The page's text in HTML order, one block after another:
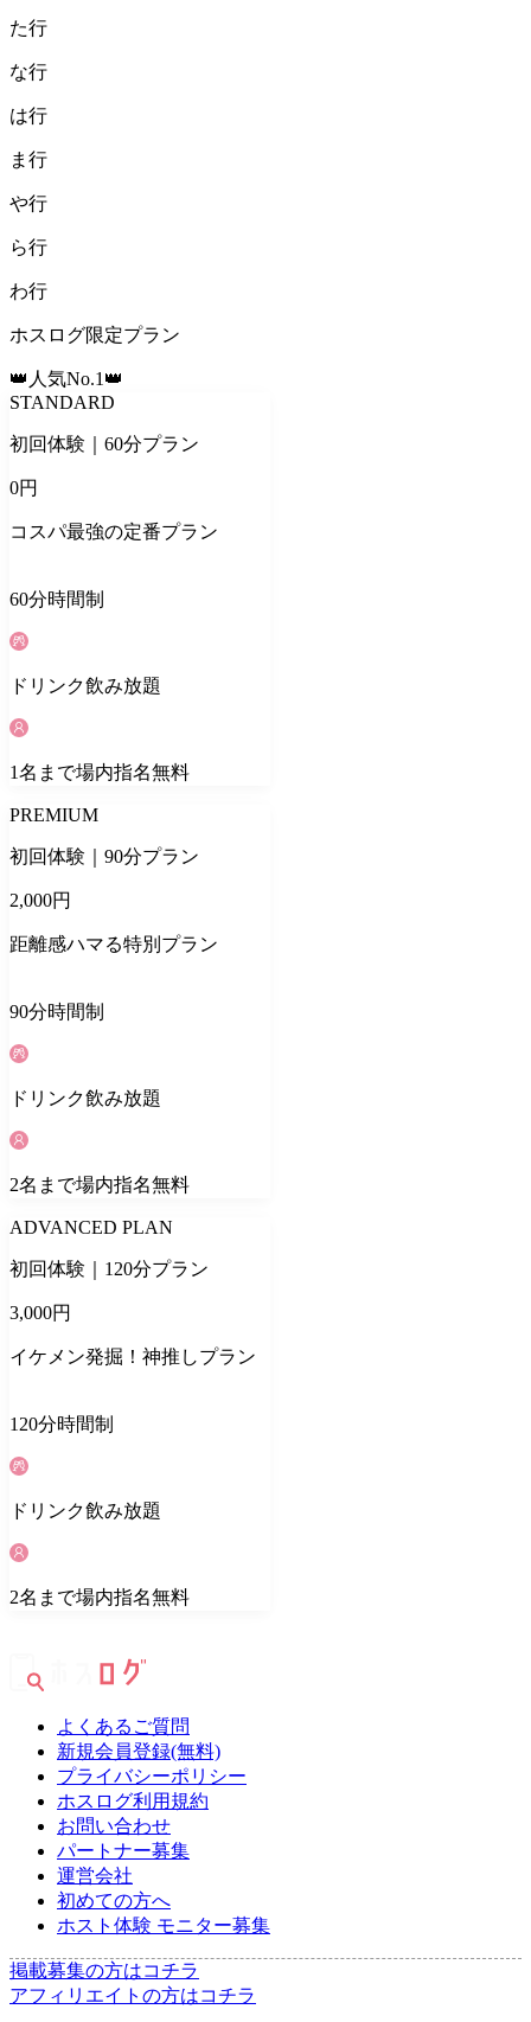
た行
な行
は行
ま 行
や行
ら行
わ行
ホスログ限定プラン
👑人気No.1👑
STANDARD
初回体験｜60分プラン
0円
コスパ最強の定番プラン
60分時間制
ドリンク飲み放題
1名 まで場内指名無料
PREMIUM
初回体験｜90分プラン
2,000円
距離感ハマる特別プラン
90分時間制
ドリンク飲み放題
2名 まで場内指名無料
ADVANCED PLAN
初回体験｜120分プラン
3,000円
イケメン発掘！神推しプラン
120分時間制
ドリンク飲み放題
2名 まで場内指名無料
よくあるご質問
新規会員登録(無料)
プライバシーポリシー
ホスログ利用規約
お問い合わせ
パートナー募集
運営会社
初めての方へ
ホスト体験 モニター募集
掲載募集の方はコチラ
アフィリエイトの方はコチラ